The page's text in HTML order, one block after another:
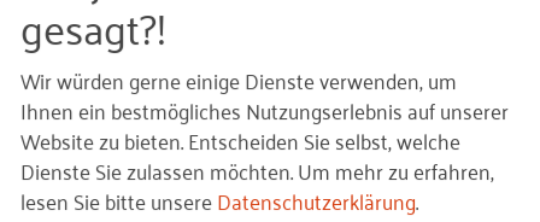
Elektronischer Geschäftsverkehr und besonders für
das Branchenzentrum ECC. Zusammen mit der
Rationalisierungs-Gemeinschaft Baubildete der
Beirat Handel und Dienstleistungen für rund zehn
Jahre einen Branchenschwerpunkt im RKW.
Neben dem Verkaufen über das Internet befasste
gesagt?!
Wir würden gerne einige Dienste verwenden, um
Ihnen ein bestmögliches Nutzungserlebnis auf unserer
Website zu bieten. Entscheiden Sie selbst, welche
Dienste Sie zulassen möchten.Um mehr zu erfahren,
lesen Sie bitte unsereDatenschutzerklärung.